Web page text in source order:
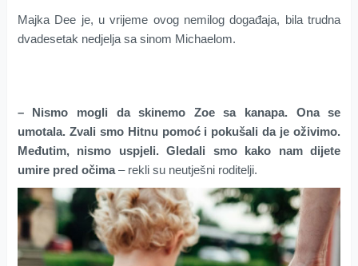
Majka Dee je, u vrijeme ovog nemilog događaja, bila trudna
dvadesetak nedjelja sa sinom Michaelom.
– Nismo mogli da skinemo Zoe sa kanapa. Ona se
umotala. Zvali smo Hitnu pomoć i pokušali da je oživimo.
Međutim, nismo uspjeli. Gledali smo kako nam dijete
umire pred očima– rekli su neutješni roditelji.